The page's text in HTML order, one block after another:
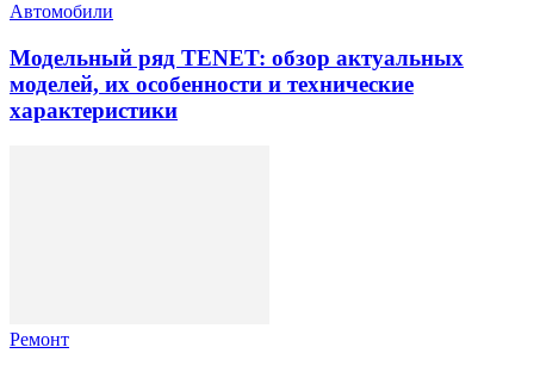
Автомобили
Модельный ряд TENET: обзор актуальных
моделей, их особенности и технические
характеристики
Ремонт